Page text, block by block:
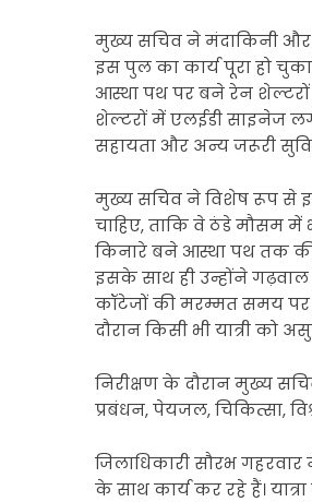
मुख्य सचिव ने मंदाकिनी और
इस पुल का कार्य पूरा हो
आस्था पथ पर बने रेन शेल्टरों
शेल्टरों में एलईडी साइनेज
सहायता और अन्य जरूरी
मुख्य सचिव ने विशेष रूप से इस
चाहिए, ताकि वे ठंडे मौसम
किनारे बने आस्था पथ तक की
इसके साथ ही उन्होंने गढ़वाल
कॉटेजों की मरम्मत समय पर
दौरान किसी भी यात्री को
निरीक्षण के दौरान मुख्य
प्रबंधन, पेयजल, चिकित्सा,
जिलाधिकारी सौरभ
के साथ कार्य कर रहे हैं।